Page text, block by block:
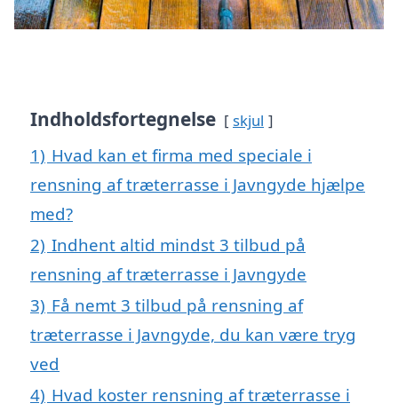
Indholdsfortegnelse skjul
1) Hvad kan et firma med speciale i
rensning af træterrasse i Javngyde hjælpe
med?
2) Indhent altid mindst 3 tilbud på
rensning af træterrasse i Javngyde
3) Få nemt 3 tilbud på rensning af
træterrasse i Javngyde, du kan være tryg
ved
4) Hvad koster rensning af træterrasse i